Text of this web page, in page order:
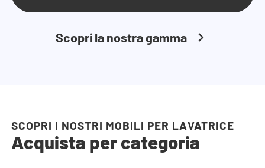
Scopri la nostra gamma
SCOPRI I NOSTRI MOBILI PER LAVATRICE
Acquista per categoria